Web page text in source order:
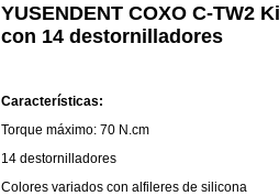
YUSENDENT COXO C-TW2
con 14 destornilladores
Características:
Torque máximo: 70 N.cm
14 destornilladores
Colores variados con alfileres de silicona